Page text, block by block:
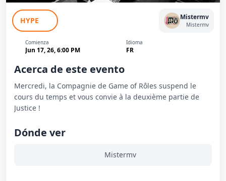
Game Of Rôles - Justice - E02
HYPE Mistermv
Mistermv
Comienza
Jun 17, 26, 6:00 PM
Idioma
FR
Acerca de este evento
Mercredi, la Compagnie de Game of Rôles suspend le
cours du temps et vous convie à la deuxième partie de
Justice !
Dónde ver
Mistermv